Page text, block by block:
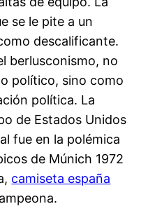
se le pite a un
descalificante.
berlusconismo, no
político, sino como
política. La
de Estados Unidos
fue en la polémica
de Múnich 1972
camiseta españa